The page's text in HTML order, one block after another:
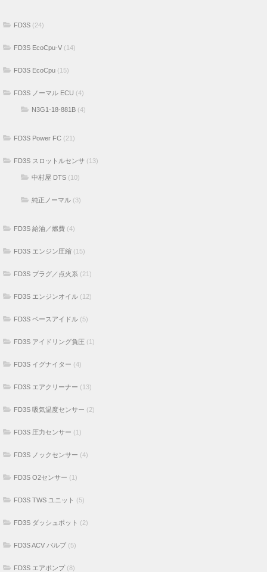
FD3S (24)
FD3S EcoCpu-V (14)
FD3S EcoCpu (15)
FD3S ノーマル ECU (4)
N3G1-18-881B (4)
FD3S Power FC (21)
FD3S スロットルセンサ (13)
中村屋 DTS (10)
純正ノーマル (3)
FD3S 給油／燃費 (4)
FD3S エンジン圧縮 (15)
FD3S プラグ／点火系 (21)
FD3S エンジンオイル (12)
FD3S ベースアイドル (5)
FD3S アイドリング負圧 (1)
FD3S イグナイター (4)
FD3S エアクリーナー (13)
FD3S 吸気温度センサー (2)
FD3S 圧力センサー (1)
FD3S ノックセンサー (4)
FD3S O2センサー (1)
FD3S TWS ユニット (5)
FD3S ダッシュポット (2)
FD3S ACV バルブ (5)
FD3S エアポンプ (8)